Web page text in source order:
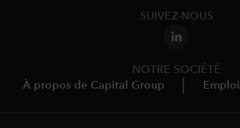
SUIVEZ-NOUS
NOTRE SOCIÉTÉ
À propos de Capital Group
Emploi